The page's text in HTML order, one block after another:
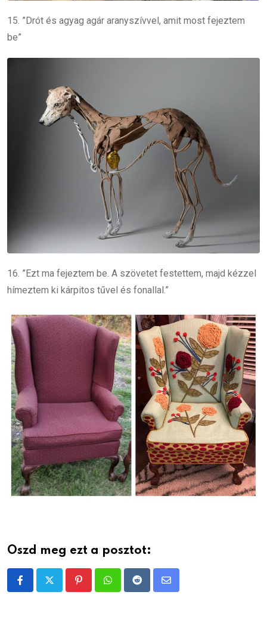
15. ”Drót és agyag agár aranyszívvel, amit most fejeztem
be”
16. ”Ezt ma fejeztem be. A szövetet festettem, majd kézzel
hímeztem ki kárpitos tűvel és fonallal.”
Oszd meg ezt a posztot:
PinterestWhatsappRedditShare